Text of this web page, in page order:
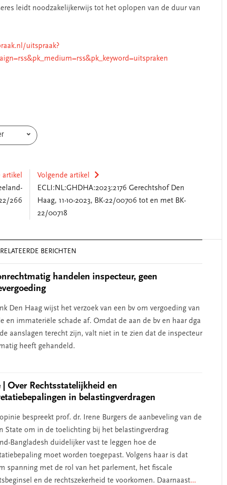
leidt noodzakelijkerwijs tot het oplopen van de duur van
uitspraak?
artikel
266
Volgende artikel
ECLI:NL:GHDHA:2023:2176 Gerechtshof Den
Haag, 11-10-2023, BK-22/00706 tot en met BK-
22/00718
BERICHTEN
handelen inspecteur, geen
Den Haag wijst het verzoek van een bv om vergoeding van
en immateriële schade af. Omdat de aan de bv en haar dga
aanslagen terecht zijn, valt niet in te zien dat de inspecteur
heeft gehandeld.
Over Rechtsstatelijkheid en
in belastingverdragen
opinie bespreekt prof. dr. Irene Burgers de aanbeveling van de
State om in de toelichting bij het belastingverdrag
Bangladesh duidelijker vast te leggen hoe de
moet worden toegepast. Volgens haar is dat
spanning met de rol van het parlement, het fiscale
en de rechtszekerheid te voorkomen. Daarnaast...